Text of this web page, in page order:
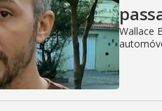
Wallace